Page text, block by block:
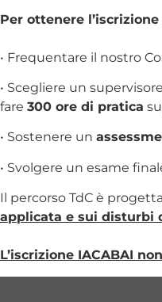
Per ottenere
• Frequentare il nostro
• Scegliere un
fare 300 ore di pratica
• Sostenere un
• Svolgere un esame
Il percorso TdC è
applicata e sui disturbi
L’iscrizione IACABAI